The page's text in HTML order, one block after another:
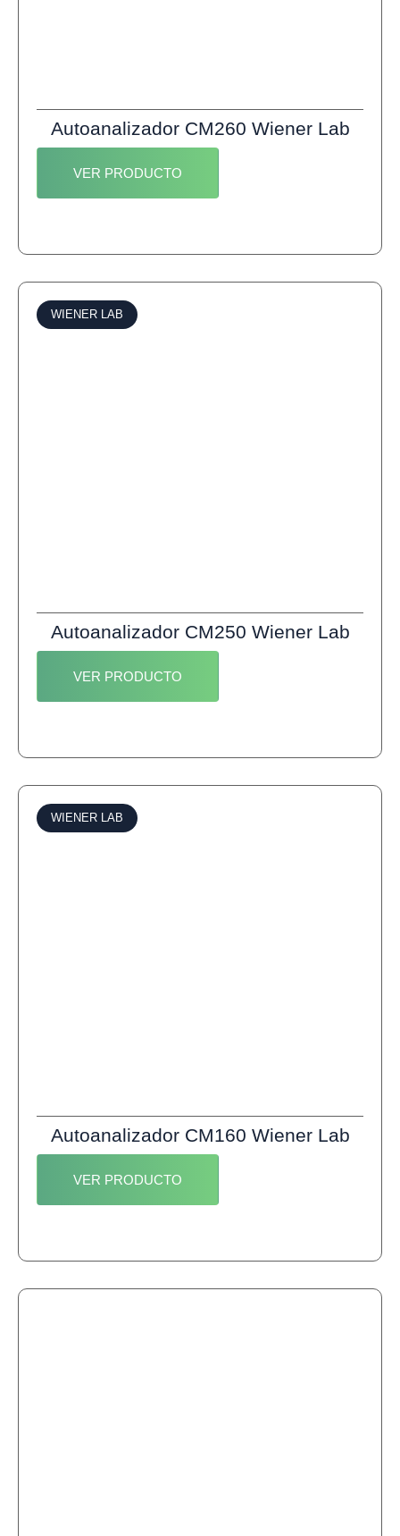
Autoanalizador CM260 Wiener Lab
VER PRODUCTO
WIENER LAB
Autoanalizador CM250 Wiener Lab
VER PRODUCTO
WIENER LAB
Autoanalizador CM160 Wiener Lab
VER PRODUCTO